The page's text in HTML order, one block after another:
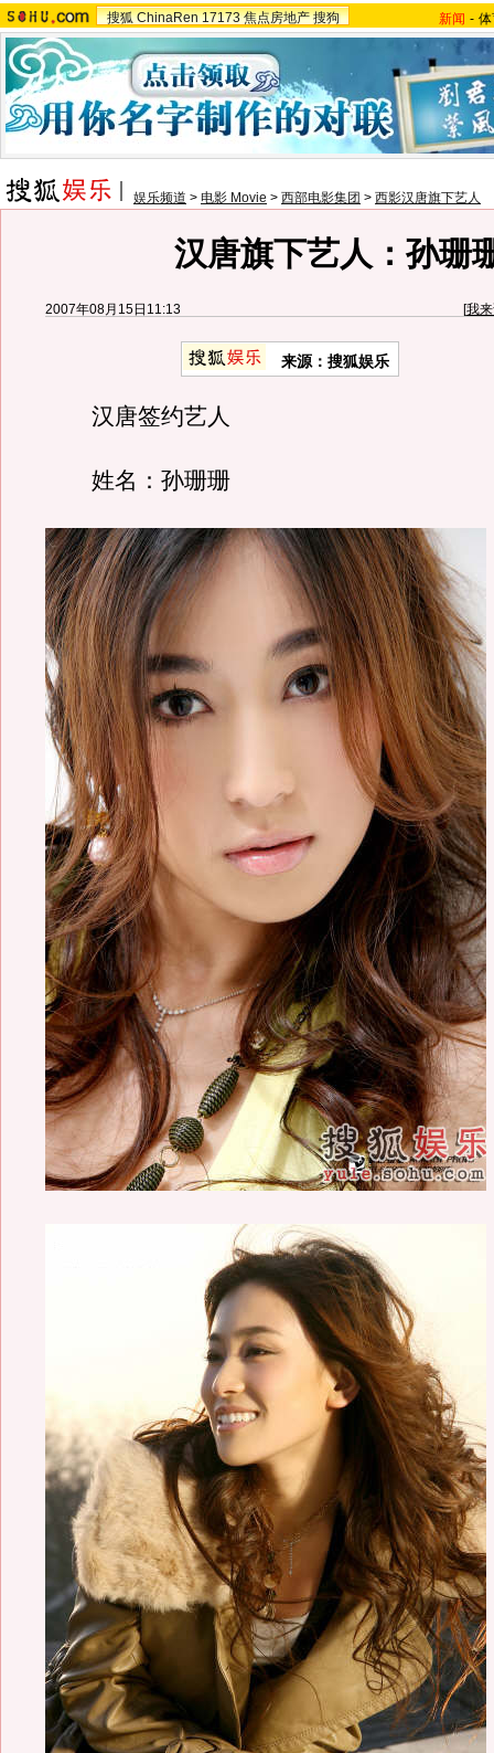
搜狐 ChinaRen 17173 焦点房地产 搜狗 新闻 -
娱乐频道 > 电影 Movie > 西部电影集团 > 西影汉唐旗下艺人
汉唐旗下艺人：孙珊
2007年08月15日11:13 [我
来源：搜狐娱乐
汉唐签约艺人
姓名：孙珊珊